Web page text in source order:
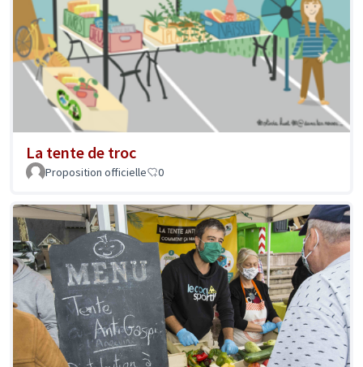
La tente de troc
Proposition officielle 0